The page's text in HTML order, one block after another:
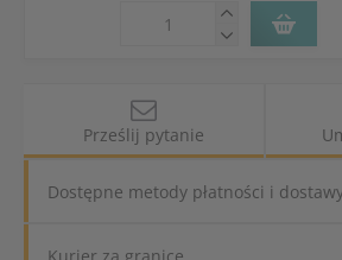
Prześlij pytanie
Dostępne metody płatności i
Kurier za granicę